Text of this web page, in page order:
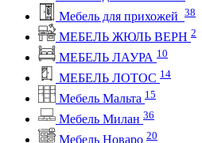
Мебель для прихожей 38
МЕБЕЛЬ ЖЮЛЬ ВЕРН 2
МЕБЕЛЬ ЛАУРА 10
МЕБЕЛЬ ЛОТОС 14
Мебель Мальта 15
Мебель Милан 36
Мебель Новаро 20